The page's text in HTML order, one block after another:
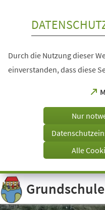
Visuelle
Assistenzsoftware
öffnen.
Durch die Nutzung dieser
einverstanden, dass diese
Tab)
Nur
Alle